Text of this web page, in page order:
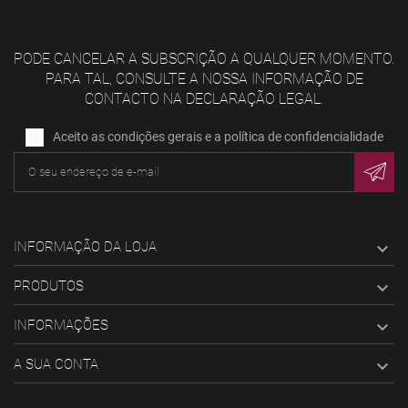
PODE CANCELAR A SUBSCRIÇÃO A QUALQUER MOMENTO.
PARA TAL, CONSULTE A NOSSA INFORMAÇÃO DE
CONTACTO NA DECLARAÇÃO LEGAL.
Aceito as condições gerais e a política de confidencialidade
INFORMAÇÃO DA LOJA 
PRODUTOS 
INFORMAÇÕES 
A SUA CONTA 